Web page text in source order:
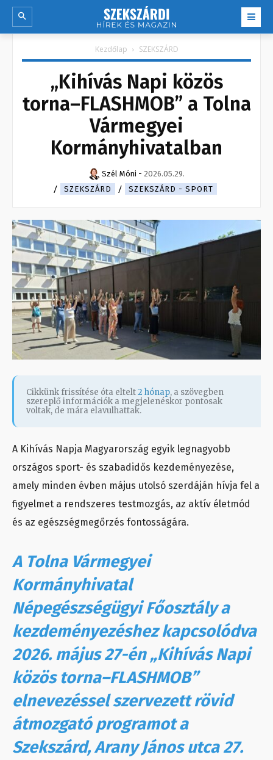
Kezdőlap SZEKSZÁRD
„Kihívás Napi közös
torna–FLASHMOB” a Tolna
Vármegyei
Kormányhivatalban
Szél Móni - 2026.05.29.
SZEKSZÁRD
SZEKSZÁRD - SPORT
Cikkünk frissítése óta eltelt2 hónap, a szövegben
szereplő információk a megjelenéskor pontosak
voltak, de mára elavulhattak.
A Kihívás Napja Magyarország egyik legnagyobb
országos sport- és szabadidős kezdeményezése,
amely minden évben május utolsó szerdáján hívja fel a
figyelmet a rendszeres testmozgás, az aktív életmód
és az egészségmegőrzés fontosságára.
A Tolna Vármegyei
Kormányhivatal
Népegészségügyi Főosztály a
kezdeményezéshez kapcsolódva
2026. május 27-én „Kihívás Napi
közös torna–FLASHMOB”
elnevezéssel szervezett rövid
átmozgató programot a
Szekszárd, Arany János utca 27.